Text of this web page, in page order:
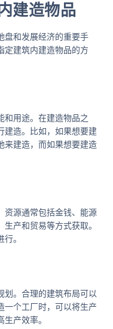
建造物品
盘和发展经济的重要手
定建筑内建造物品的方
和用途。在建造物品之
建造。比如，如果想要建
来建造，而如果想要建造
资源通常包括金钱、能源
产和贸易等方式获取。
。
划。合理的建筑布局可以
一个工厂时，可以将生产
产效率。